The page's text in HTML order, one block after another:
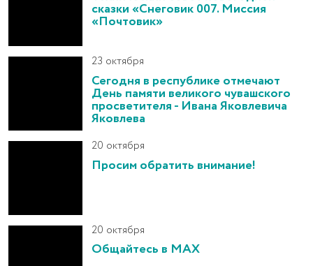
сказки «Снеговик 007. Миссия
«Почтовик»
23 октября
Сегодня в республике отмечают
День памяти великого чувашского
просветителя - Ивана Яковлевича
Яковлева
20 октября
Просим обратить внимание!
20 октября
Общайтесь в MAX